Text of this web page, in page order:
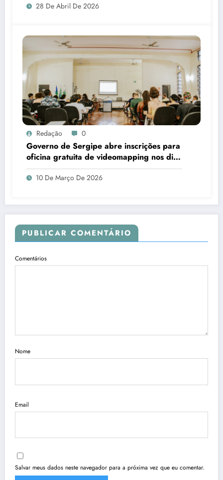
28 De Abril De 2026
Redação 0
Governo de Sergipe abre inscrições para
oficina gratuita de videomapping nos dias
18 e 19 de março
10 De Março De 2026
PUBLICAR COMENTÁRIO
Comentários
Nome
Email
Salvar meus dados neste navegador para a próxima vez que eu comentar.